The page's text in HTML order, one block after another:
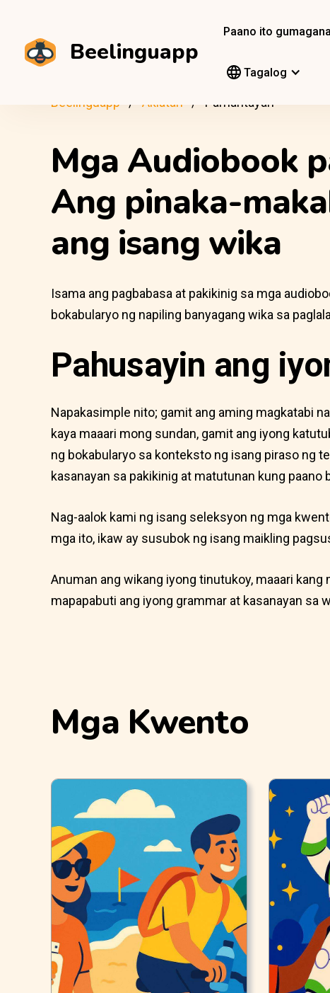
Beelinguapp
Paano ito gumagana
Tagalog
Beelinguapp Aklatan Pamantayan
Mga Audiobook
Ang pinaka-
ang isang wika
Isama ang pagbabasa at pakikinig sa mga
bokabularyo ng napiling banyagang wika sa
Pahusayin ang
Napakasimple nito; gamit ang aming magkatabi
kaya maaari mong sundan, gamit ang iyong
ng bokabularyo sa konteksto ng isang piraso ng
kasanayan sa pakikinig at matutunan kung
Nag-aalok kami ng isang seleksyon ng mga
mga ito, ikaw ay susubok ng isang maikling
Anuman ang wikang iyong tinutukoy, maaari
mapapabuti ang iyong grammar at kasanayan sa
Mga Kwento